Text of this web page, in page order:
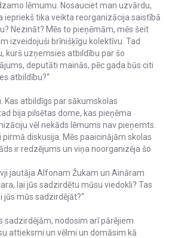
lēmumu. Nosauciet man uzvārdu,
iepriekš tika veikta reorganizācija saistībā
Nezināt? Mēs to pieņēmām, mēs šeit
izveidojuši brīnišķīgu kolektīvu. Tad
kurš uzņemsies atbildību par šo
deputāti mainās, pēc gada būs citi
atbildību?“
Kas atbildīgs par sākumskolas
bija pilsētas dome, kas pieņēma
vēl nekāds lēmums nav pieņemts.
pirmā diskusija. Mēs paaicinājām skolas
ir redzējums un viņa noorganizēja šo
jautāja Alfonam Žukam un Aināram
lai jūs sadzirdētu mūsu viedokli? Tas
jūs mūs sadzirdējāt?“
sadzirdējām, nodosim arī pārējiem
attieksmi un vēlmi un domāsim kā